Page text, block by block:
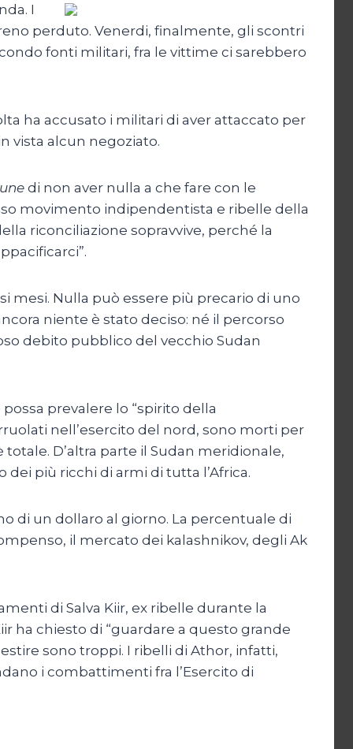
I
perduto. Venerdi, finalmente, gli scontri
fonti militari, fra le vittime ci sarebbero
ha accusato i militari di aver attaccato per
vista alcun negoziato.
di non aver nulla a che fare con le
movimento indipendentista e ribelle della
riconciliazione sopravvive, perché la
mesi. Nulla può essere più precario di uno
niente è stato deciso: né il percorso
debito pubblico del vecchio Sudan
prevalere lo “spirito della
nell’esercito del nord, sono morti per
D’altra parte il Sudan meridionale,
più ricchi di armi di tutta l’Africa.
di un dollaro al giorno. La percentuale di
il mercato dei kalashnikov, degli Ak
di Salva Kiir, ex ribelle durante la
ha chiesto di “guardare a questo grande
sono troppi. I ribelli di Athor, infatti,
i combattimenti fra l’Esercito di